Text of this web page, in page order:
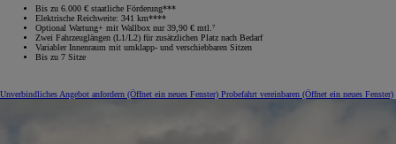
Bis zu 6.000 € staatliche Förderung***
Elektrische Reichweite: 341 km****
Optional Wartung+ mit Wallbox nur 39,90 € mtl.⁷
Zwei Fahrzeuglängen (L1/L2) für zusätzlichen Platz nach Bedarf
Variabler Innenraum mit umklapp‑ und verschiebbaren Sitzen
Bis zu 7 Sitze
Unverbindliches Angebot anfordern (Öffnet ein neues Fenster) Probefahrt vereinbaren (Öffnet ein neues Fenster)